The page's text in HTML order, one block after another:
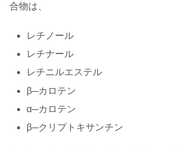
合物は、
レチノール
レチナール
レチニルエステル
β─カロテン
α─カロテン
β─クリプトキサンチン